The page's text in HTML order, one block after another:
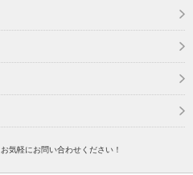
気軽にお問い合わせください！